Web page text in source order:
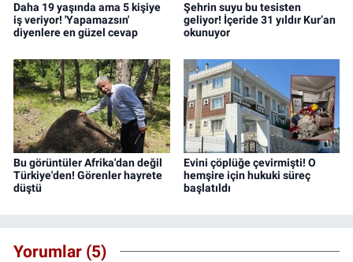
Daha 19 yaşında ama 5 kişiye
iş veriyor! 'Yapamazsın'
diyenlere en güzel cevap
Şehrin suyu bu tesisten
geliyor! İçeride 31 yıldır Kur’an
okunuyor
Bu görüntüler Afrika'dan değil
Türkiye'den! Görenler hayrete
düştü
Evini çöplüğe çevirmişti! O
hemşire için hukuki süreç
başlatıldı
Yorumlar (5)